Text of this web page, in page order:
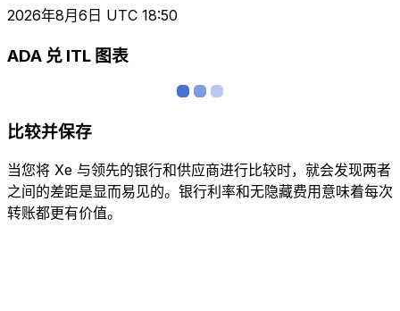
2026年8月6日 UTC 18:50
ADA 兑 ITL 图表
比较并保存
当您将 Xe 与领先的银行和供应商进行比较时，就会发现两者
之间的差距是显而易见的。银行利率和无隐藏费用意味着每次
转账都更有价值。